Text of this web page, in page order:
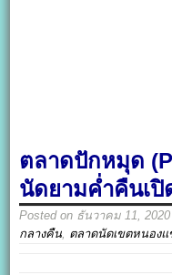
ตลาดปักหมุด
นัดยามค่ำคืนเ
Posted on ธันวาคม 11, 2020
กลางคืน, ตลาดนัดเขตหนอง